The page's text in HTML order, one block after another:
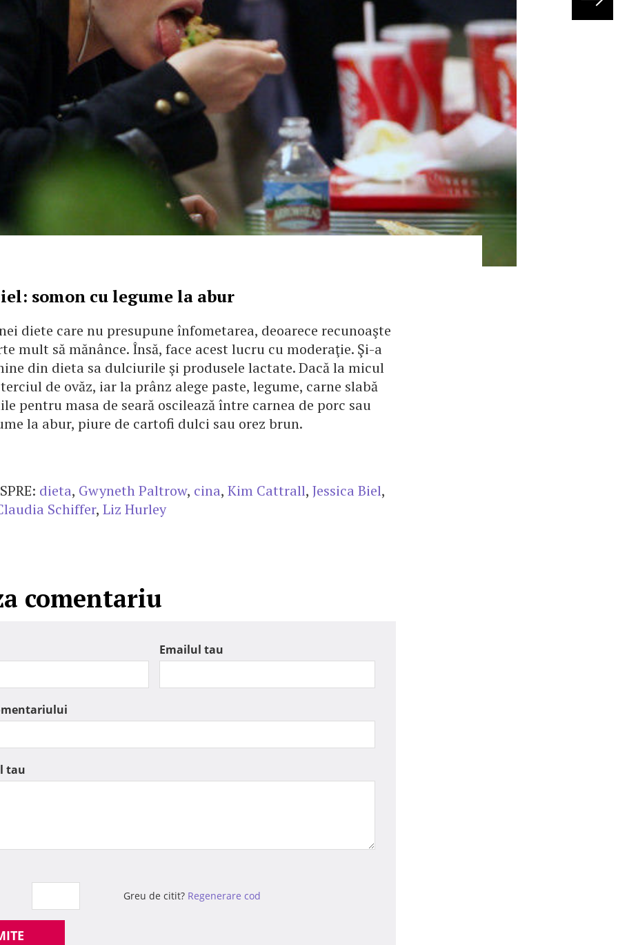
somon cu legume la abur
diete care nu presupune înfometarea, deoarece recunoaşte
mult să mănânce. Însă, face acest lucru cu moderaţie. Şi-a
din dieta sa dulciurile şi produsele lactate. Dacă la micul
de ovăz, iar la prânz alege paste, legume, carne slabă
pentru masa de seară oscilează între carnea de porc sau
la abur, piure de cartofi dulci sau orez brun.
dieta, Gwyneth Paltrow, cina, Kim Cattrall, Jessica Biel,
Schiffer, Liz Hurley
comentariu
Emailul tau
tau
Greu de citit? Regenerare cod